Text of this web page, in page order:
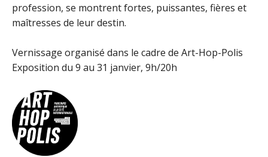
profession, se montrent fortes, puissantes, fières et
maîtresses de leur destin.
Vernissage organisé dans le cadre de Art-Hop-Polis
Exposition du 9 au 31 janvier, 9h/20h